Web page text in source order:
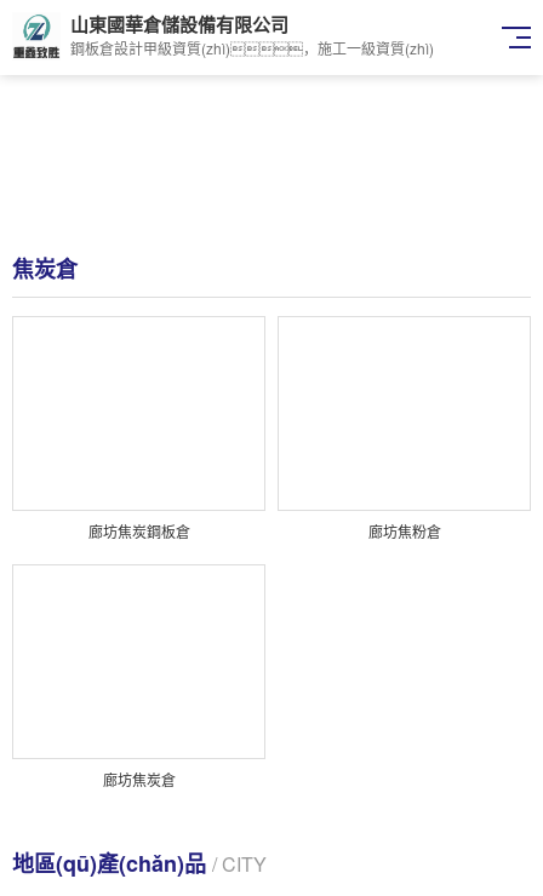
山東國華倉儲設備有限公司
鋼板倉設計甲級資質(zhì)，施工一級資質(zhì)
焦炭倉
廊坊焦炭鋼板倉 廊坊焦粉倉
廊坊焦炭倉
地區(qū)產(chǎn)品 / CITY